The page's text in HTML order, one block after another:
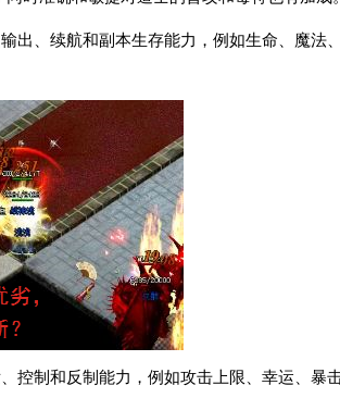
出、续航和副本生存能力，例如生命、魔法
控制和反制能力，例如攻击上限、幸运、暴